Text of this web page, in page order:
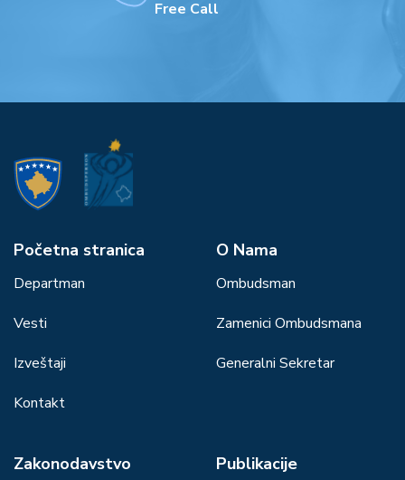
Free Call
Početna stranica
Departman
Vesti
Izveštaji
Kontakt
О Nama
Ombudsman
Zamenici Ombudsmana
Generalni Sekretar
Zakonodavstvo Publikacije